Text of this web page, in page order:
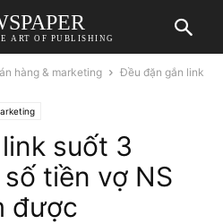
ART OF PUBLISHING
hàng & marketing
Đều đặn gắn link
suốt 3
tiền vợ NS
được